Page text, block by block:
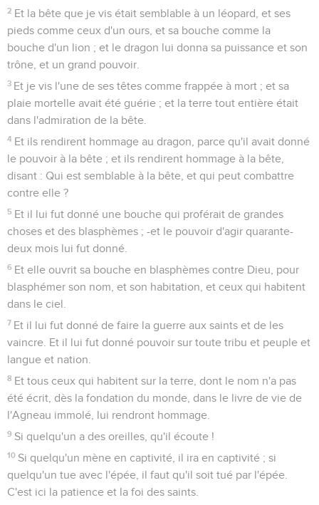
2 Et la bête que je vis était semblable à un léopard, et ses
pieds comme ceux d'un ours, et sa bouche comme la
bouche d'un lion ; et le dragon lui donna sa puissance et son
trône, et un grand pouvoir.
3 Et je vis l'une de ses têtes comme frappée à mort ; et sa
plaie mortelle avait été guérie ; et la terre tout entière était
dans l'admiration de la bête.
4 Et ils rendirent hommage au dragon, parce qu'il avait donné
le pouvoir à la bête ; et ils rendirent hommage à la bête,
disant : Qui est semblable à la bête, et qui peut combattre
contre elle ?
5 Et il lui fut donné une bouche qui proférait de grandes
choses et des blasphèmes ; -et le pouvoir d'agir quarante-
deux mois lui fut donné.
6 Et elle ouvrit sa bouche en blasphèmes contre Dieu, pour
blasphémer son nom, et son habitation, et ceux qui habitent
dans le ciel.
7 Et il lui fut donné de faire la guerre aux saints et de les
vaincre. Et il lui fut donné pouvoir sur toute tribu et peuple et
langue et nation.
8 Et tous ceux qui habitent sur la terre, dont le nom n'a pas
été écrit, dès la fondation du monde, dans le livre de vie de
l'Agneau immolé, lui rendront hommage.
9 Si quelqu'un a des oreilles, qu'il écoute !
10 Si quelqu'un mène en captivité, il ira en captivité ; si
quelqu'un tue avec l'épée, il faut qu'il soit tué par l'épée.
C'est ici la patience et la foi des saints.